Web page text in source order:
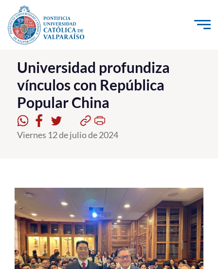
Click acá para ir directamente al contenido
La Universidad
Investigación, Creación e Innovación
PUCV Internacional
Vinculación con el Medio
Postgrado
Formación Continua
Estudiantes
Académicos
Universidad profundiza
vínculos con República
Popular China
Viernes 12 de julio de 2024